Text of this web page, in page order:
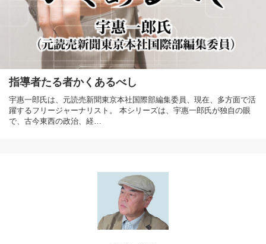
指導者たる者かくあるべし
宇惠一郎氏は、元読売新聞東京本社国際部編集委員、現在、多方面で活
躍するフリージャーナリスト。 本シリーズは、宇惠一郎氏が独自の眼
で、古今東西の政治、経…